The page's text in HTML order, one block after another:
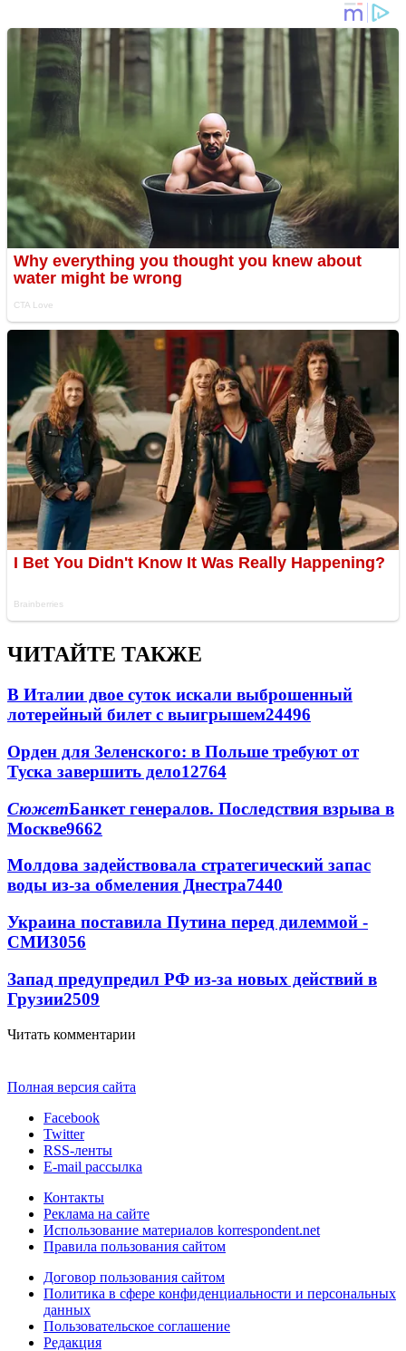
ЧИТАЙТЕ ТАКЖЕ
В Италии двое суток искали выброшенный
лотерейный билет с выигрышем24496
Орден для Зеленского: в Польше требуют от
Туска завершить дело12764
СюжетБанкет генералов. Последствия взрыва в
Москве9662
Молдова задействовала стратегический запас
воды из-за обмеления Днестра7440
Украина поставила Путина перед дилеммой -
СМИ3056
Запад предупредил РФ из-за новых действий в
Грузии2509
Читать комментарии
Полная версия сайта
Facebook
Twitter
RSS-ленты
E-mail рассылка
Контакты
Реклама на сайте
Использование материалов korrespondent.net
Правила пользования сайтом
Договор пользования сайтом
Политика в сфере конфиденциальности и персональных
данных
Пользовательское соглашение
Редакция